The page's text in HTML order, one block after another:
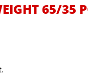
65/35